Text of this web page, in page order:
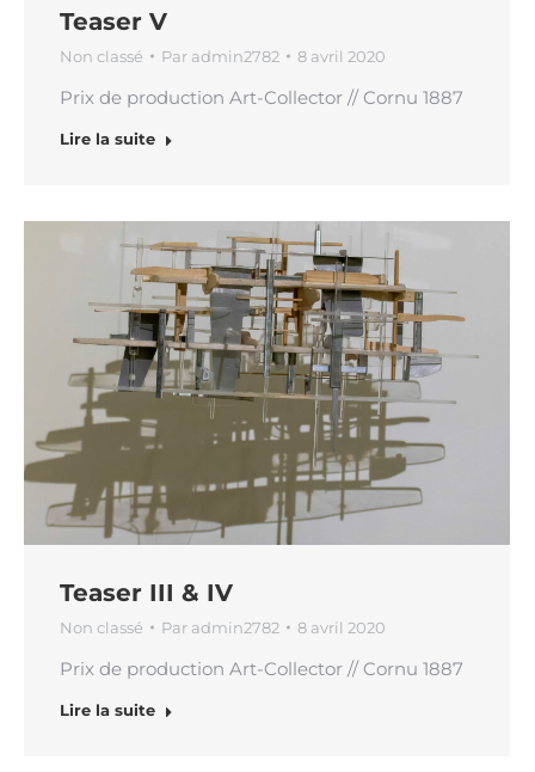
Teaser V
Non classé Par admin2782 8 avril 2020
Prix de production Art-Collector // Cornu 1887
Lire la suite
Teaser III & IV
Non classé Par admin2782 8 avril 2020
Prix de production Art-Collector // Cornu 1887
Lire la suite